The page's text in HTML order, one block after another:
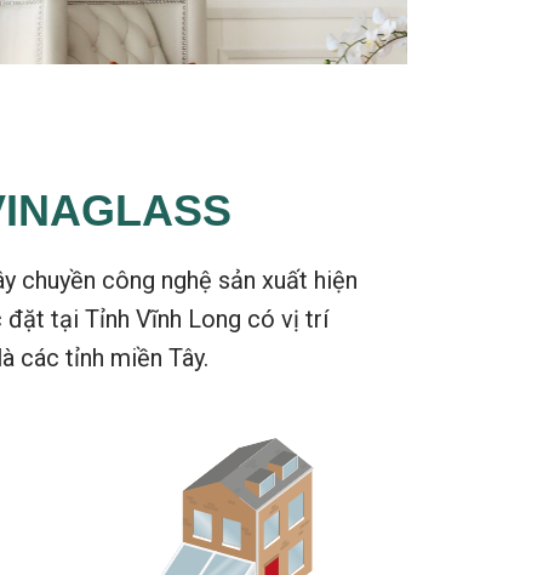
chuyền công nghệ sản xuất hiện
đặt tại Tỉnh Vĩnh Long có vị trí
các tỉnh miền Tây.